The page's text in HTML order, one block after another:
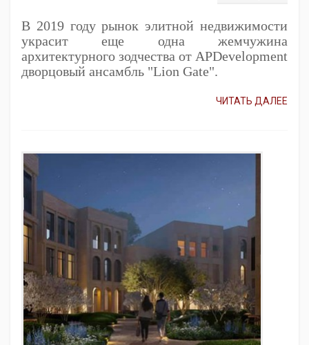
В 2019 году рынок элитной недвижимости
украсит еще одна жемчужина
архитектурного зодчества от APDevelopment
дворцовый ансамбль "Lion Gate".
ЧИТАТЬ ДАЛЕЕ